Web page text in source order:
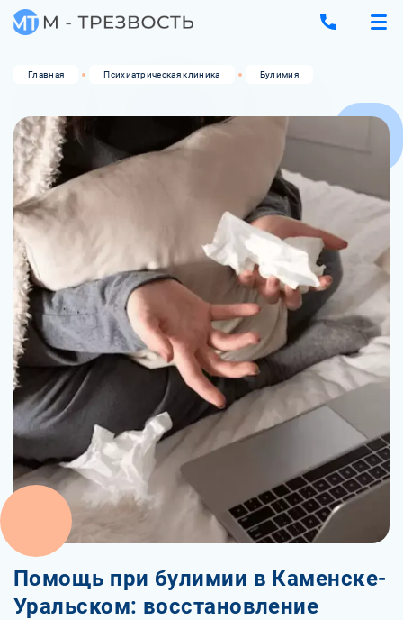
Главная Психиатрическая клиника Булимия
Помощь при булимии в Каменске-
Уральском: восстановление